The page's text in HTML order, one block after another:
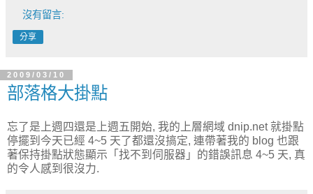
沒有留言:
分享
2009/03/10
部落格大掛點
忘了是上週四還是上週五開始, 我的上層網域 dnip.net 就掛點
停擺到今天已經 4~5 天了都還沒搞定, 連帶著我的 blog 也跟
著保持掛點狀態顯示「找不到伺服器」的錯誤訊息 4~5 天, 真
的令人感到很沒力.